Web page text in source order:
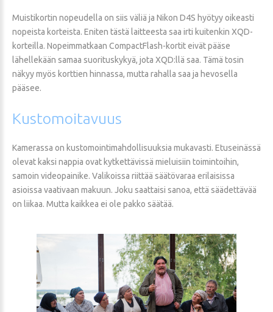
Muistikortin nopeudella on siis väliä ja Nikon D4S hyötyy oikeasti
nopeista korteista. Eniten tästä laitteesta saa irti kuitenkin XQD-
korteilla. Nopeimmatkaan CompactFlash-kortit eivät pääse
lähellekään samaa suorituskykyä, jota XQD:llä saa. Tämä tosin
näkyy myös korttien hinnassa, mutta rahalla saa ja hevosella
pääsee.
Kustomoitavuus
Kamerassa on kustomointimahdollisuuksia mukavasti. Etuseinässä
olevat kaksi nappia ovat kytkettävissä mieluisiin toimintoihin,
samoin videopainike. Valikoissa riittää säätövaraa erilaisissa
asioissa vaativaan makuun. Joku saattaisi sanoa, että säädettävää
on liikaa. Mutta kaikkea ei ole pakko säätää.